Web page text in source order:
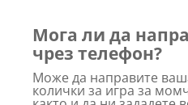
Мога ли да
чрез телефон?
Може да направите
колички за игра за